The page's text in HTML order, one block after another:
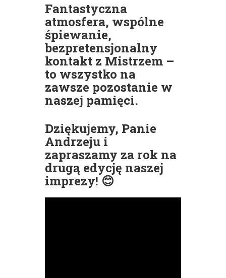
Fantastyczna
atmosfera, wspólne
śpiewanie,
bezpretensjonalny
kontakt z Mistrzem –
to wszystko na
zawsze pozostanie w
naszej pamięci.
Dziękujemy, Panie
Andrzeju i
zapraszamy za rok na
drugą edycję naszej
imprezy! 😊